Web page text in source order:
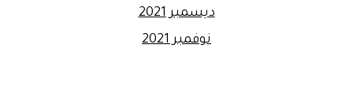
ديسمبر 2021
نوفمبر 2021